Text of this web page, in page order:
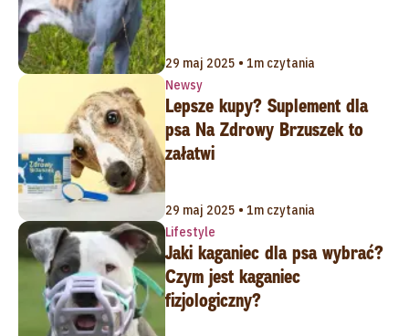
29 maj 2025 • 1m czytania
Newsy
Lepsze kupy? Suplement dla
psa Na Zdrowy Brzuszek to
załatwi
29 maj 2025 • 1m czytania
Lifestyle
Jaki kaganiec dla psa wybrać?
Czym jest kaganiec
fizjologiczny?